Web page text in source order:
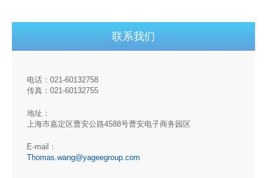
联系我们
电话：021-60132758
传真：021-60132755
地址：
上海市嘉定区曹安公路4588号曹安电子商务园区
E-mail：
Thomas.wang@yageegroup.com